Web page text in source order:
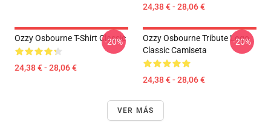
24,38 € - 28,06 €
Ozzy Osbourne T-Shirt Classic
24,38 € - 28,06 €
-20%
Ozzy Osbourne Tribute Logo
Classic Camiseta
24,38 € - 28,06 €
-20%
VER MÁS